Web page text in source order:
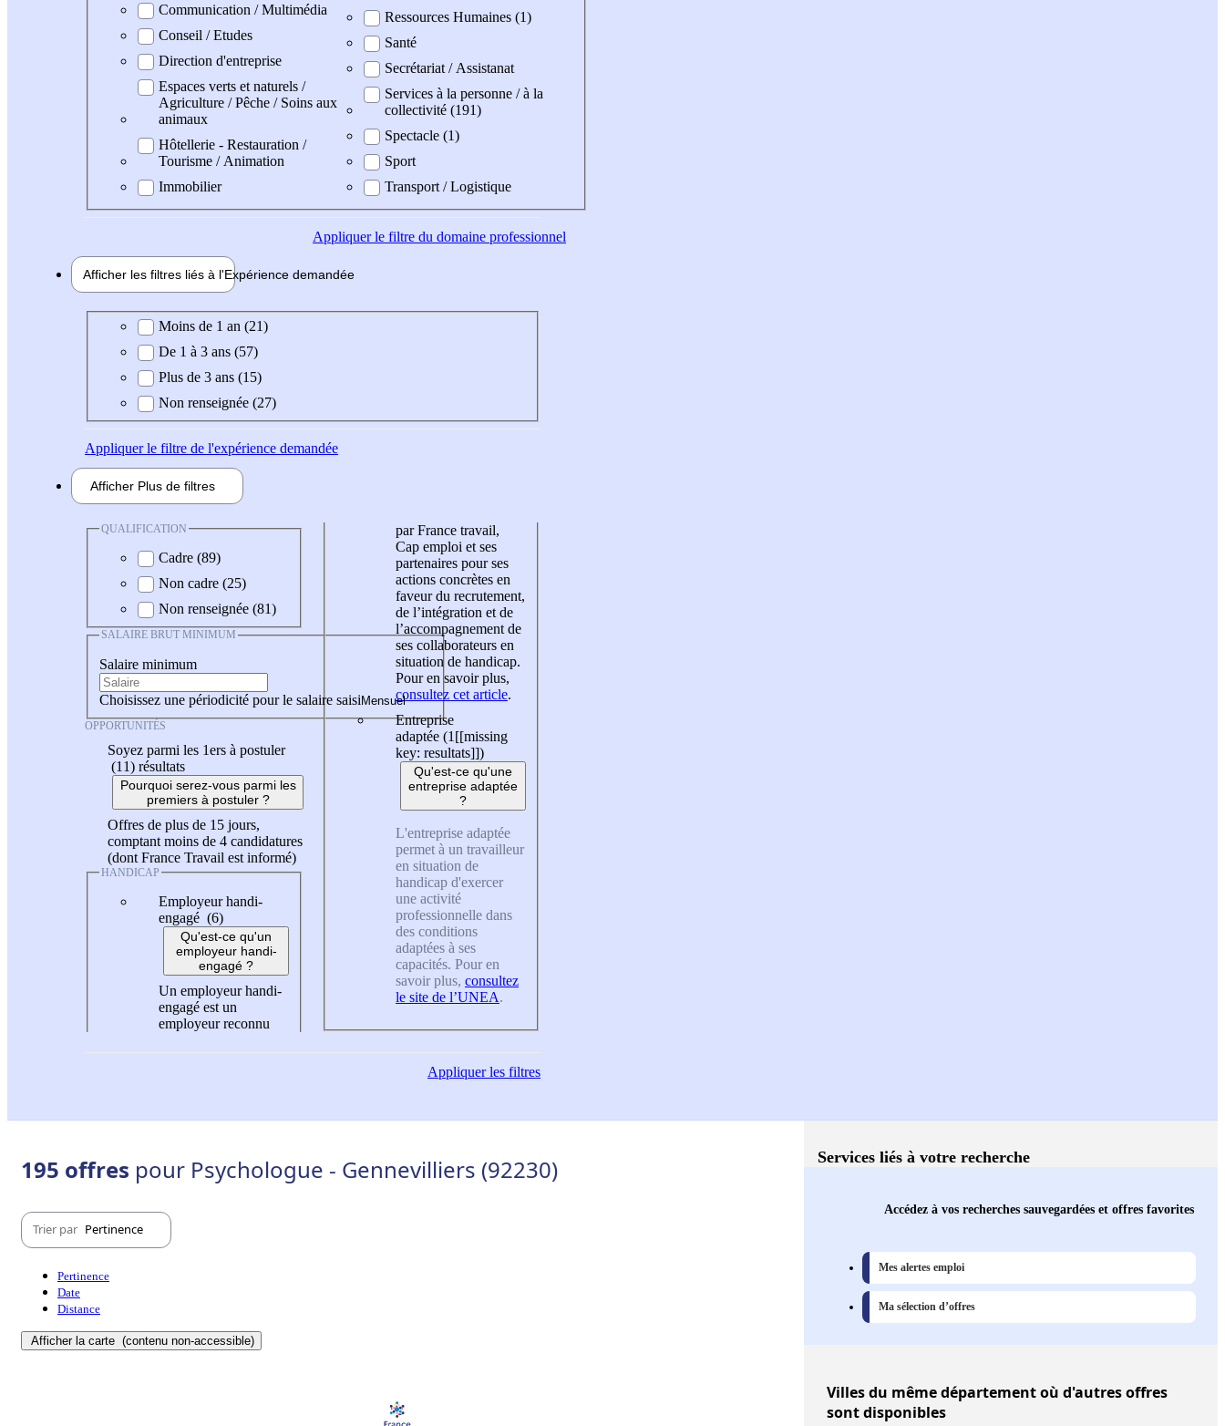
Communication / Multimédia
Conseil / Etudes
Direction d'entreprise
Espaces verts et naturels /
Agriculture / Pêche / Soins aux
animaux
Hôtellerie - Restauration /
Tourisme / Animation
Immobilier
Ressources Humaines (1)
Santé
Secrétariat / Assistanat
Services à la personne / à la
collectivité (191)
Spectacle (1)
Sport
Transport / Logistique
Appliquerle filtre du domaine professionnel
Afficher les filtres liés à l'Expérience demandée
Expérience demandée
Moins de 1 an (21)
De 1 à 3 ans (57)
Plus de 3 ans (15)
Non renseignée (27)
Appliquerle filtre de l'expérience demandée
Afficher Plus de filtres
QUALIFICATION
Cadre (89)
Non cadre (25)
Non renseignée (81)
SALAIRE BRUT MINIMUM
Salaire minimum
Choisissez une périodicité pour le salaire saisi
OPPORTUNITÉS
Soyez parmi les 1ers à postuler
(11) résultats
Pourquoi serez-vous parmi les
premiers à postuler ?
Offres de plus de 15 jours,
comptant moins de 4 candidatures
(dont France Travail est informé)
HANDICAP
Employeur handi-
engagé (6)
Qu'est-ce qu'un
employeur handi-
engagé ?
Un employeur handi-
engagé est un
employeur reconnu
par France travail,
Cap emploi et ses
partenaires pour ses
actions concrètes en
faveur du recrutement,
de l’intégration et de
l’accompagnement de
ses collaborateurs en
situation de handicap.
Pour en savoir plus,
consultez cet article.
Entreprise
adaptée (1 [[missing
key: resultats]])
Qu'est-ce qu'une
entreprise adaptée
?
L'entreprise adaptée
permet à un travailleur
en situation de
handicap d'exercer
une activité
professionnelle dans
des conditions
adaptées à ses
capacités. Pour en
savoir plus, consultez
le site de l’UNEA.
Appliquerles filtres
195 offres pour Psychologue - Gennevilliers (92230)
Trier par Pertinence
Pertinence
Date
Distance
Afficher la carte (contenu non-accessible)
Services liés à votre recherche
Accédez à vos recherches sauvegardées et offres favorites
Mes alertes emploi
Ma sélection d’offres
Villesdu même département où d'autres offres
sont disponibles